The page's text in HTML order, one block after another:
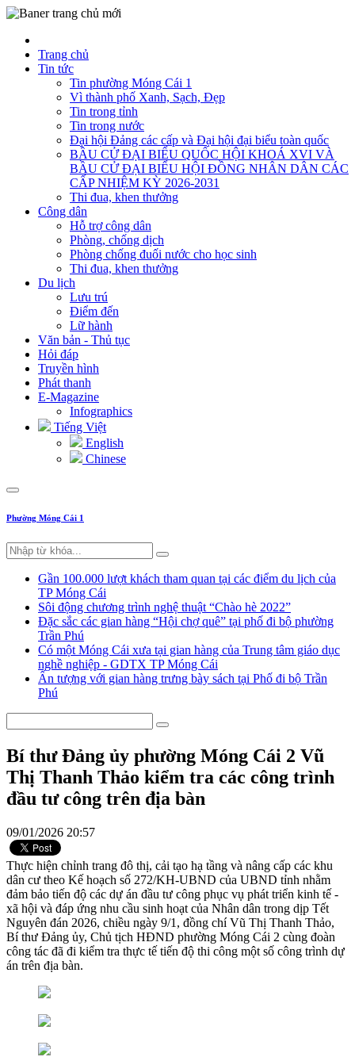
Trang chủ
Tin tức
Tin phường Móng Cái 1
Vì thành phố Xanh, Sạch, Đẹp
Tin trong tỉnh
Tin trong nước
Đại hội Đảng các cấp và Đại hội đại biểu toàn quốc
BẦU CỬ ĐẠI BIỂU QUỐC HỘI KHOÁ XVI VÀ
BẦU CỬ ĐẠI BIỂU HỘI ĐỒNG NHÂN DÂN CÁC
CẤP NHIỆM KỲ 2026-2031
Thi đua, khen thưởng
Công dân
Hỗ trợ công dân
Phòng, chống dịch
Phòng chống đuối nước cho học sinh
Thi đua, khen thưởng
Du lịch
Lưu trú
Điểm đến
Lữ hành
Văn bản - Thủ tục
Hỏi đáp
Truyền hình
Phát thanh
E-Magazine
Infographics
Tiếng Việt
English
Chinese
Phường Móng Cái 1
Gần 100.000 lượt khách tham quan tại các điểm du lịch của
TP Móng Cái
Sôi động chương trình nghệ thuật “Chào hè 2022”
Đặc sắc các gian hàng “Hội chợ quê” tại phố đi bộ phường
Trần Phú
Có một Móng Cái xưa tại gian hàng của Trung tâm giáo dục
nghề nghiệp - GDTX TP Móng Cái
Ấn tượng với gian hàng trưng bày sách tại Phố đi bộ Trần
Phú
Bí thư Đảng ủy phường Móng Cái 2 Vũ
Thị Thanh Thảo kiểm tra các công trình
đầu tư công trên địa bàn
09/01/2026 20:57
Thực hiện chỉnh trang đô thị, cải tạo hạ tầng và nâng cấp các khu
dân cư theo Kế hoạch số 272/KH-UBND của UBND tỉnh nhằm
đảm bảo tiến độ các dự án đầu tư công phục vụ phát triển kinh tế -
xã hội và đáp ứng nhu cầu sinh hoạt của Nhân dân trong dịp Tết
Nguyên đán 2026, chiều ngày 9/1, đồng chí Vũ Thị Thanh Thảo,
Bí thư Đảng ủy, Chủ tịch HĐND phường Móng Cái 2 cùng đoàn
công tác đã đi kiểm tra thực tế tiến độ thi công một số công trình dự
án trên địa bàn.